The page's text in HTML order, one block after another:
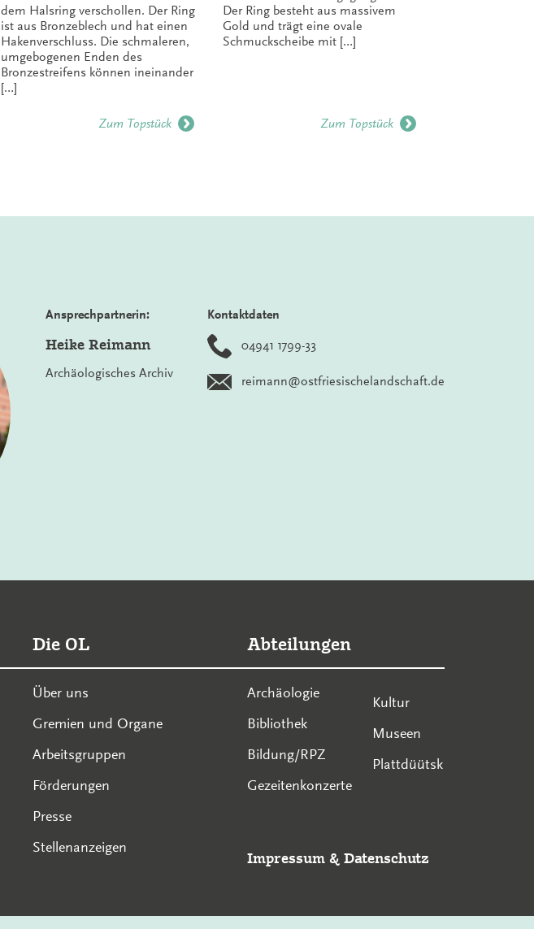
dem Halsring verschollen. Der Ring
ist aus Bronzeblech und hat einen
Hakenverschluss. Die schmaleren,
umgebogenen Enden des
Bronzestreifens können ineinander
[…]
Zum Topstück
Der Ring besteht aus massivem
Gold und trägt eine ovale
Schmuckscheibe mit […]
Zum Topstück
Ansprechpartnerin:
Heike Reimann
Archäologisches Archiv
Kontaktdaten
04941 1799-33
reimann@ostfriesischelandschaft.de
Die OL
Über uns
Gremien und Organe
Arbeitsgruppen
Förderungen
Presse
Stellenanzeigen
Abteilungen
Archäologie
Bibliothek
Bildung/RPZ
Gezeitenkonzerte
Kultur
Museen
Plattdüütsk
Impressum & Datenschutz